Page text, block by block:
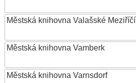
Městská knihovna Valašské Meziříčí
Městská knihovna Vamberk
Městská knihovna Varnsdorf